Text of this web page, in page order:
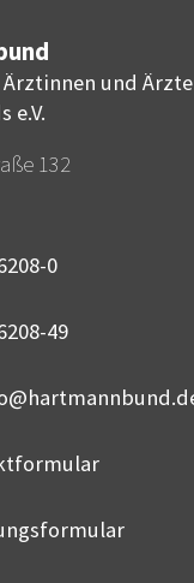
und Ärzte
e.V.
132
0
49